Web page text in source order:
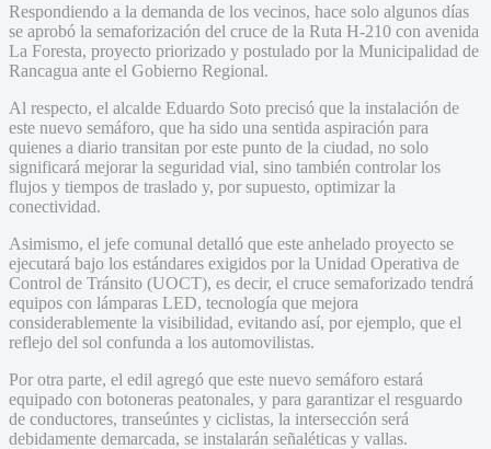
Respondiendo a la demanda de los vecinos, hace solo algunos días
se aprobó la semaforización del cruce de la Ruta H-210 con avenida
La Foresta, proyecto priorizado y postulado por la Municipalidad de
Rancagua ante el Gobierno Regional.
Al respecto, el alcalde Eduardo Soto precisó que la instalación de
este nuevo semáforo, que ha sido una sentida aspiración para
quienes a diario transitan por este punto de la ciudad, no solo
significará mejorar la seguridad vial, sino también controlar los
flujos y tiempos de traslado y, por supuesto, optimizar la
conectividad.
Asimismo, el jefe comunal detalló que este anhelado proyecto se
ejecutará bajo los estándares exigidos por la Unidad Operativa de
Control de Tránsito (UOCT), es decir, el cruce semaforizado tendrá
equipos con lámparas LED, tecnología que mejora
considerablemente la visibilidad, evitando así, por ejemplo, que el
reflejo del sol confunda a los automovilistas.
Por otra parte, el edil agregó que este nuevo semáforo estará
equipado con botoneras peatonales, y para garantizar el resguardo
de conductores, transeúntes y ciclistas, la intersección será
debidamente demarcada, se instalarán señaléticas y vallas.